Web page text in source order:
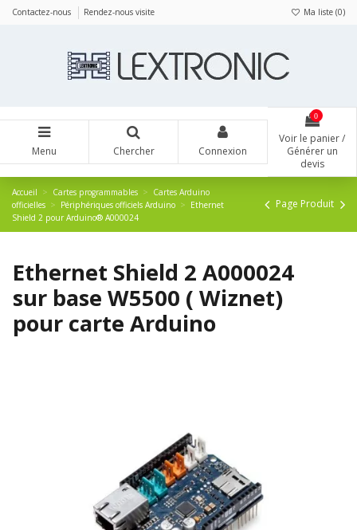
Contactez-nous Rendez-nous visite Ma liste (0)
Menu Chercher Connexion
0
Voir le panier /
Générer un
devis
Accueil Cartes programmables
Cartes Arduino
officielles
Périphériques officiels Arduino
Ethernet
Shield 2 pour Arduino® A000024
Page Produit
Ethernet Shield 2 A000024
sur base W5500 ( Wiznet)
pour carte Arduino
Panneau de gestion des cookies